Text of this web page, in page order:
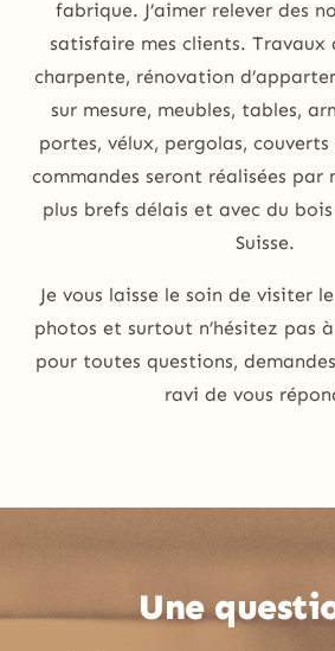
fabrique. J’aimer relever des
satisfaire mes clients. Travaux
charpente, rénovation
sur mesure, meubles, tables,
portes, vélux, pergolas,
commandes seront réalisées par
plus brefs délais et avec du
Suisse.
Je vous laisse le soin de visiter
photos et surtout n’hésitez pas
pour toutes questions,
ravi de vous
Une